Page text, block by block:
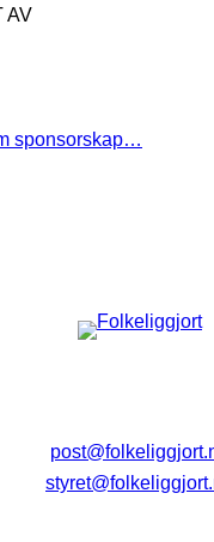
AV
sponsorskap…